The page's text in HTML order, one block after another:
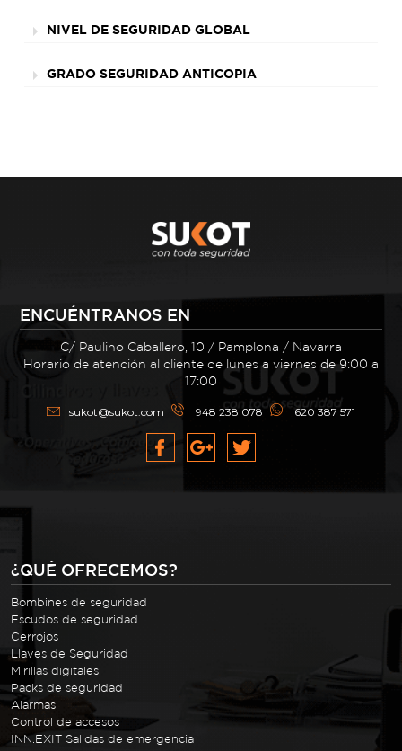
NIVEL DE SEGURIDAD GLOBAL
GRADO SEGURIDAD ANTICOPIA
ENCUÉNTRANOS EN
C/ Paulino Caballero, 10 / Pamplona / Navarra
Horario de atención al cliente de lunes a viernes de 9:00 a
17:00
sukot@sukot.com 948 238 078 620 387 571
¿QUÉ OFRECEMOS?
Bombines de seguridad
Escudos de seguridad
Cerrojos
Llaves de Seguridad
Mirillas digitales
Packs de seguridad
Alarmas
Control de accesos
INN.EXIT Salidas de emergencia